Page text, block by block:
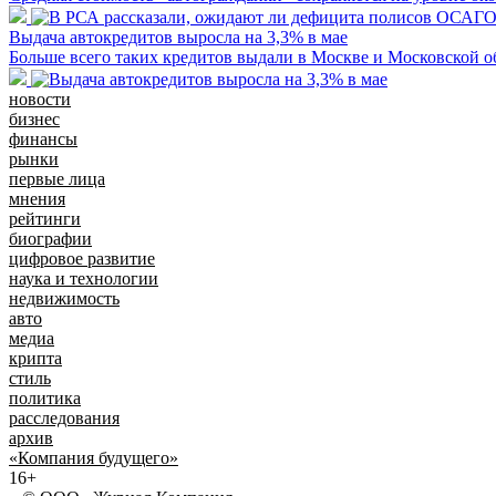
Выдача автокредитов выросла на 3,3% в мае
Больше всего таких кредитов выдали в Москве и Московской
новости
бизнес
финансы
рынки
первые лица
мнения
рейтинги
биографии
цифровое развитие
наука и технологии
недвижимость
авто
медиа
крипта
стиль
политика
расследования
архив
«Компания будущего»
16+